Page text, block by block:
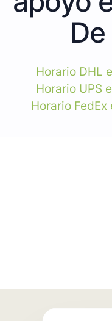
Horario DHL
Horario UPS
Horario